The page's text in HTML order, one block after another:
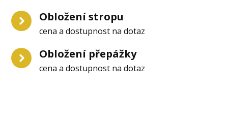
Obložení stropu
cena a dostupnost na dotaz
Obložení přepážky
cena a dostupnost na dotaz